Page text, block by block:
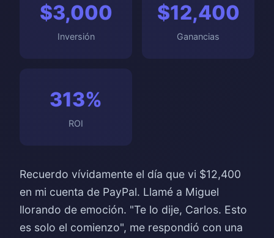
$3,000
Inversión
$12,400
Ganancias
313%
ROI
Recuerdo vívidamente el día que vi $12,400
en mi cuenta de PayPal. Llamé a Miguel
llorando de emoción. "Te lo dije, Carlos. Esto
es solo el comienzo", me respondió con una